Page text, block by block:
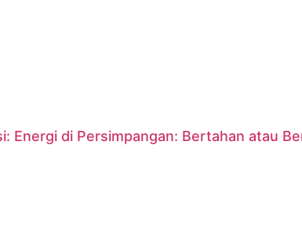
Energi di Persimpangan: Bertahan atau